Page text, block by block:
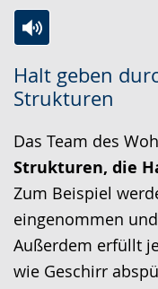
Halt geben
Strukturen
Leichten
Sprache
wechseln.
Audio-
Unterstützung.
Video
in
Deutscher
Gebärdensprache
wird
angezeigt.
Das Team des
Strukturen, die
Zum Beispiel
eingenommen
Außerdem erfüllt
wie Geschirr